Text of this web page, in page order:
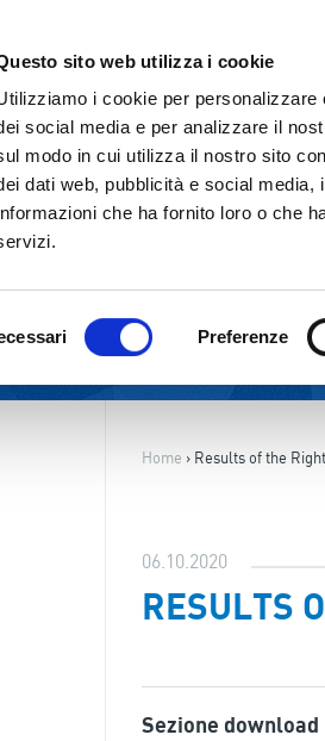
sito web utilizza i cookie
i cookie per
social media e per analizzare il
modo in cui utilizza il nostro sito
dati web, pubblicità e social media,
che ha fornito loro o che
Preferenze
Home › Results of the
06.10.2020
RESULTS
Sezione download